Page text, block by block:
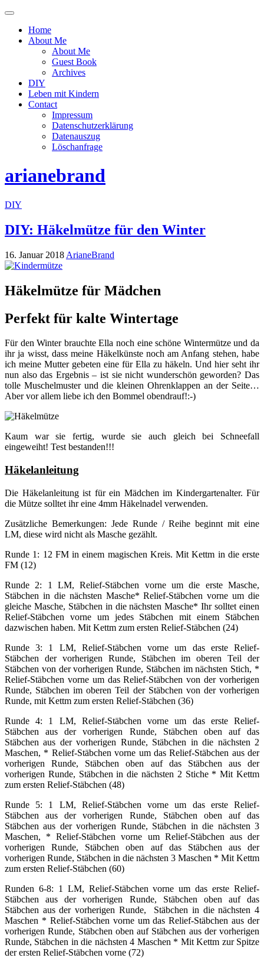
Menü
oder
ausblenden
Home
About Me
About Me
Guest Book
Archives
DIY
Leben mit Kindern
Contact
Impressum
Datenschutzerklärung
Datenauszug
Löschanfrage
arianebrand
DIY
DIY: Häkelmütze für den Winter
16. Januar 2018 ArianeBrand
Häkelmütze für Mädchen
Perfekt für kalte Wintertage
Für den Winter brauchte Ella noch eine schöne Wintermütze und da
ihr ja wisst, dass meine Häkelkünste noch am Anfang stehen, habe
ich meine Mutter gebeten eine für Ella zu häkeln. Und hier seht ihr
nun also das Ergebnis – ist sie nicht wunderschön geworden? Das
tolle Muschelmuster und die kleinen Ohrenklappen an der Seite…
Aber vor allem liebe ich den Bommel obendrauf!:-)
Kaum war sie fertig, wurde sie auch gleich bei Schneefall
eingeweiht! Test bestanden!!!
Häkelanleitung
Die Häkelanleitung ist für ein Mädchen im Kindergartenalter. Für
die Mütze solltet ihr eine 4mm Häkelnadel verwenden.
Zusätzliche Bemerkungen: Jede Runde / Reihe beginnt mit eine
LM, diese wird nicht als Masche gezählt.
Runde 1: 12 FM in einem magischen Kreis. Mit Kettm in die erste
FM (12)
Runde 2: 1 LM, Relief-Stäbchen vorne um die erste Masche,
Stäbchen in die nächsten Masche* Relief-Stäbchen vorne um die
gleiche Masche, Stäbchen in die nächsten Masche* Ihr solltet einen
Relief-Stäbchen vorne um jedes Stäbchen mit einem Stäbchen
dazwischen haben. Mit Kettm zum ersten Relief-Stäbchen (24)
Runde 3: 1 LM, Relief-Stäbchen vorne um das erste Relief-
Stäbchen der vorherigen Runde, Stäbchen im oberen Teil der
Stäbchen von der vorherigen Runde, Stäbchen im nächsten Stich, *
Relief-Stäbchen vorne um das Relief-Stäbchen von der vorherigen
Runde, Stäbchen im oberen Teil der Stäbchen von der vorherigen
Runde, mit Kettm zum ersten Relief-Stäbchen (36)
Runde 4: 1 LM, Relief-Stäbchen vorne um das erste Relief-
Stäbchen aus der vorherigen Runde, Stäbchen oben auf das
Stäbchen aus der vorherigen Runde, Stäbchen in die nächsten 2
Maschen, * Relief-Stäbchen vorne um das Relief-Stäbchen aus der
vorherigen Runde, Stäbchen oben auf das Stäbchen aus der
vorherigen Runde, Stäbchen in die nächsten 2 Stiche * Mit Kettm
zum ersten Relief-Stäbchen (48)
Runde 5: 1 LM, Relief-Stäbchen vorne um das erste Relief-
Stäbchen aus der vorherigen Runde, Stäbchen oben auf das
Stäbchen aus der vorherigen Runde, Stäbchen in die nächsten 3
Maschen, * Relief-Stäbchen vorne um Relief-Stäbchen aus der
vorherigen Runde, Stäbchen oben auf das Stäbchen aus der
vorherigen Runde, Stäbchen in die nächsten 3 Maschen * Mit Kettm
zum ersten Relief-Stäbchen (60)
Runden 6-8: 1 LM, Relief-Stäbchen vorne um das erste Relief-
Stäbchen aus der vorherigen Runde, Stäbchen oben auf das
Stäbchen aus der vorherigen Runde, Stäbchen in die nächsten 4
Maschen * Relief-Stäbchen vorne um das Relief-Stäbchen aus der
vorherigen Runde, Stäbchen oben auf Stäbchen aus der vorherigen
Runde, Stäbchen in die nächsten 4 Maschen * Mit Kettm zur Spitze
der ersten Relief-Stäbchen vorne (72)